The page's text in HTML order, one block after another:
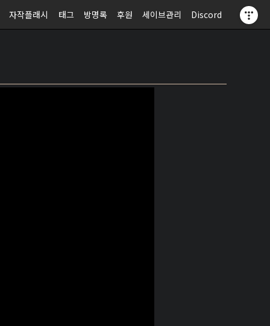
자작플래시 태그 방명록 후원 세이브관리 Discord